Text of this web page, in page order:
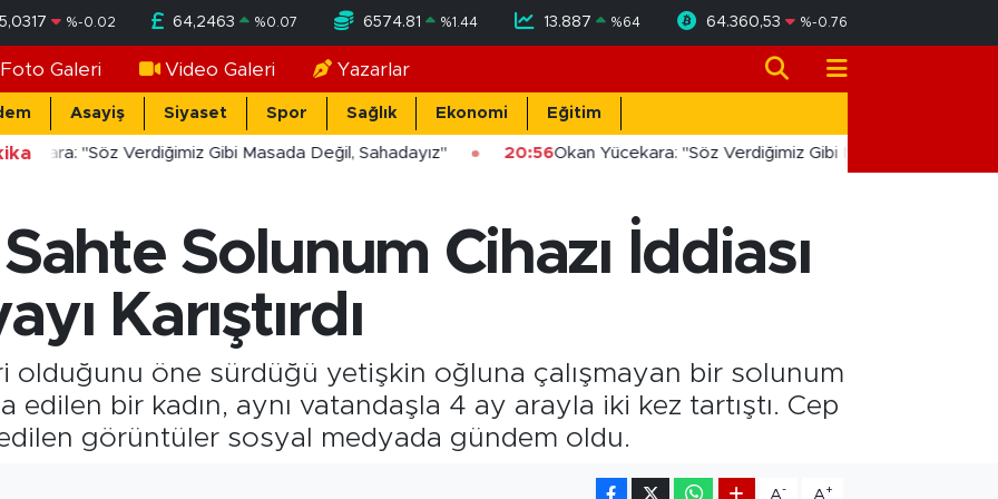
%-0.02 64,2463 %0.07 6574.81 %1.44 13.887 %64 64.360,53 %-0.76
Foto Galeri Video Galeri Yazarlar
Asayiş Siyaset Spor Sağlık Ekonomi Eğitim
"Söz Verdiğimiz Gibi Masada Değil, Sahadayız" 20:56Okan Yücekara: "Söz Verdiğimiz Gibi Masada Değil,
Solunum Cihazı İddiası
Karıştırdı
olduğunu öne sürdüğü yetişkin oğluna çalışmayan bir solunum
edilen bir kadın, aynı vatandaşla 4 ay arayla iki kez tartıştı. Cep
görüntüler sosyal medyada gündem oldu.
A- A+